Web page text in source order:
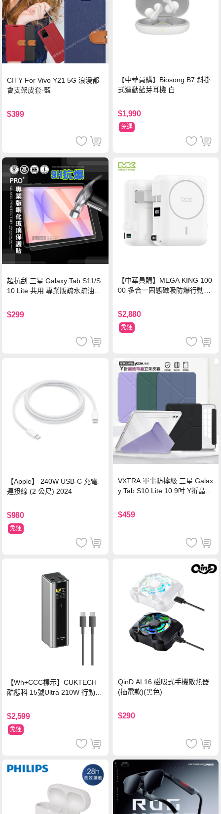
CITY For Vivo Y21 5G 浪漫都
會支架皮套-藍
$399
【中華員購】Biosong B7 斜掛
式運動藍芽耳機 白
$1,990
免運
超抗刮 三星 Galaxy Tab S11/S
10 Lite 共用 專業版疏水疏油9H
$299
【中華員購】MEGA KING 100
00 多合一固態磁吸防爆行動電
$2,880
免運
【Apple】 240W USB-C 充電
連接線 (2 公尺) 2024
$980
免運
VXTRA 軍事防摔級 三星 Galax
y Tab S10 Lite 10.9吋 Y折晶透
$459
【Wh+CCC標示】CUKTECH
酷態科 15號Ultra 210W 行動電
$2,599
免運
QinD AL16 磁吸式手機散熱器
(插電款)(黑色)
$290